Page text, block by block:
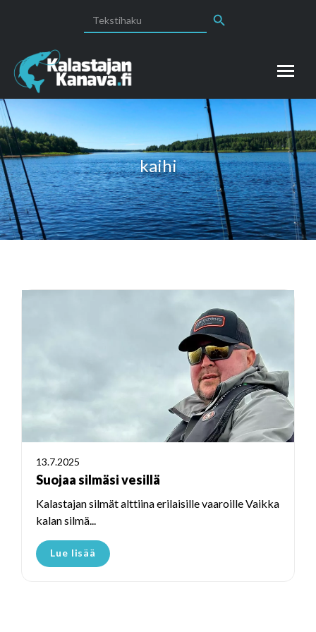
for:
kaihi
13.7.2025
Suojaa silmäsi vesillä
Kalastajan silmät alttiina erilaisille vaaroille Vaikka
kalan silmä...
Lue lisää